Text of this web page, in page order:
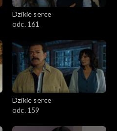
Dzikie serce
odc. 161
Dzikie serce
odc. 159